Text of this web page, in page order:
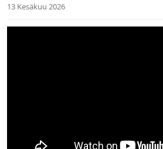
13 Kesäkuu 2026